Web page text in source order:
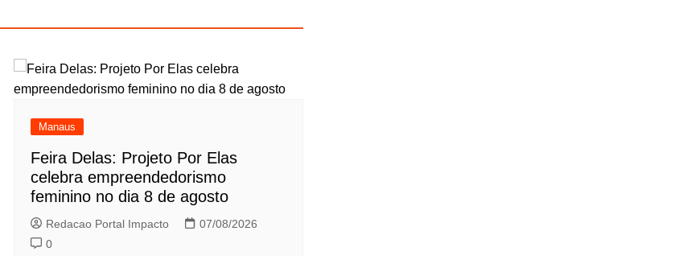
Manaus
Feira Delas: Projeto Por Elas
celebra empreendedorismo
feminino no dia 8 de agosto
Redacao Portal Impacto
07/08/2026
0